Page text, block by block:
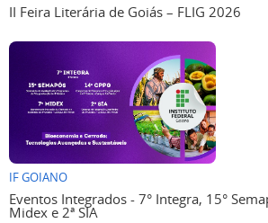
II Feira Literária de Goiás – FLIG 2026
IF GOIANO
Eventos Integrados - 7° Integra, 15°
Midex e 2ª SIA